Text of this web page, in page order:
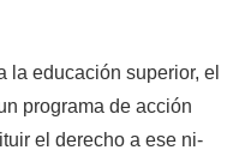
la educación superior, el
programa de acción
el derecho a ese ni-